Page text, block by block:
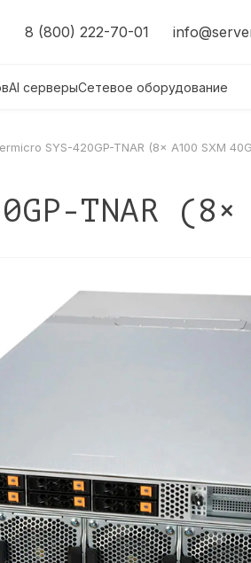
8 (800) 222-70-01
AI серверыСетевое оборудование
SYS-420GP-TNAR (8× A100 SXM
TNAR (8×